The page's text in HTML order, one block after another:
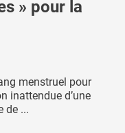
» pour la
menstruel pour
inattendue d’une
de ...